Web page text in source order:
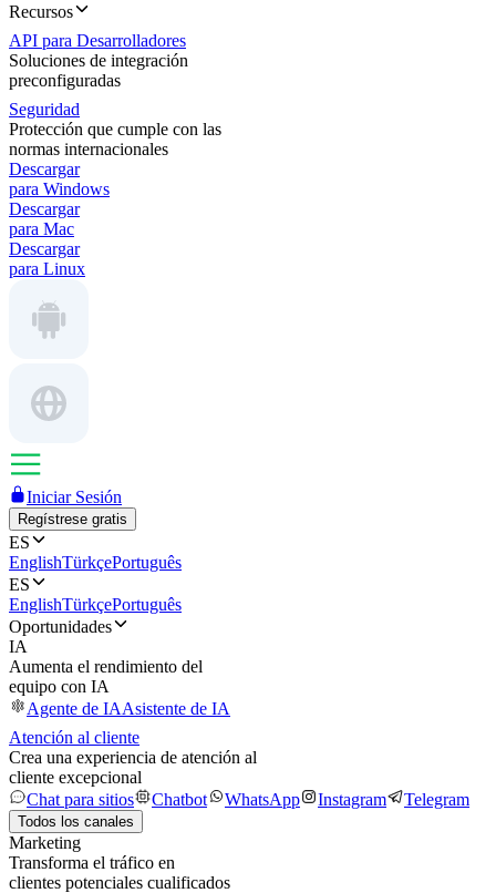
Recursos
API para Desarrolladores
Soluciones de integración
preconfiguradas
Seguridad
Protección que cumple con las
normas internacionales
Descargar
para Windows
Descargar
para Mac
Descargar
para Linux
Iniciar Sesión
Regístrese gratis
ES
EnglishTürkçePortuguês
ES
EnglishTürkçePortuguês
Oportunidades
IA
Aumenta el rendimiento del
equipo con IA
Agente de IAAsistente de IA
Atención al cliente
Crea una experiencia de atención al
cliente excepcional
Chat para sitios
Chatbot WhatsApp Instagram Telegram
Todos los canales
Marketing
Transforma el tráfico en
clientes potenciales cualificados